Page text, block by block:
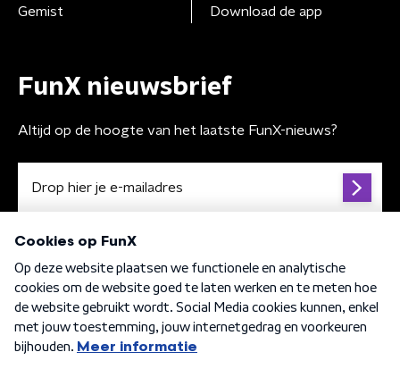
Gemist
Download de app
FunX nieuwsbrief
Altijd op de hoogte van het laatste FunX-nieuws?
Algemene voorwaarden Privacybeleid